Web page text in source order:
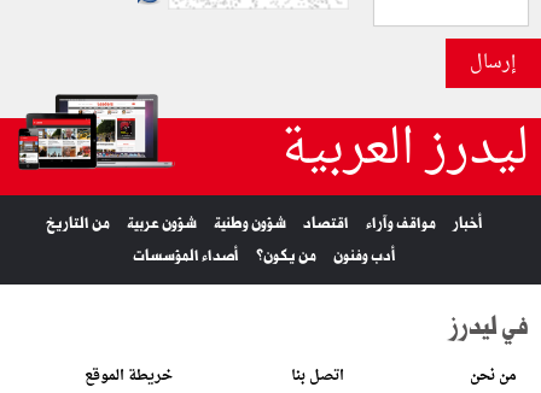
إرسال
ليدرز العربية
أخبار مواقف وآراء اقتصاد شؤون وطنية شؤون عربية
من التاريخ
أدب وفنون
من يكون؟ أصداء المؤسسات
في ليدرز
من نحن اتصل بنا خريطة الموقع